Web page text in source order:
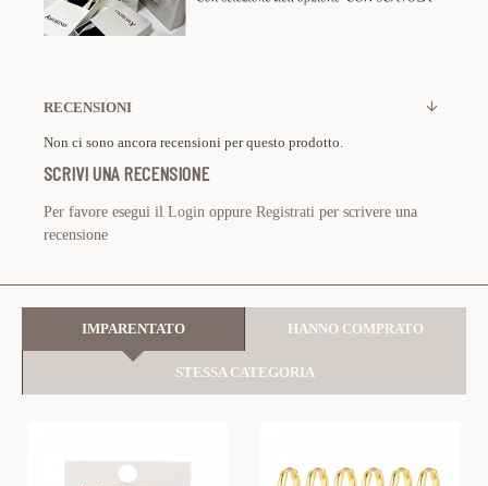
RECENSIONI
Non ci sono ancora recensioni per questo prodotto.
SCRIVI UNA RECENSIONE
Per favore esegui il Login oppure Registrati per scrivere una
recensione
IMPARENTATO HANNO COMPRATO
STESSA CATEGORIA